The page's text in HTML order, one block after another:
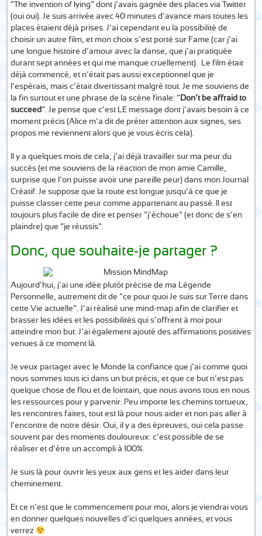
“The invention of lying” dont j’avais gagnée des places via Twitter
(oui oui). Je suis arrivée avec 40 minutes d’avance mais toutes les
places étaient déjà prises. J’ai cependant eu la possibilité de
choisir un autre film, et mon choix s’est porté sur Fame (car j’ai
une longue histoire d’amour avec la danse, que j’ai pratiquée
durant sept années et qui me manque cruellement). Le film était
déjà commencé, et n’était pas aussi exceptionnel que je
l’espèrais, mais c’était divertissant malgré tout. Je me souviens de
la fin surtout et une phrase de la scène finale: “ Don’t be affraid to
succeed“. Je pense que c’est LE message dont j’avais besoin à ce
moment précis (Alice m’a dit de prêter attention aux signes, ses
propos me reviennent alors que je vous écris cela).
Il y a quelques mois de cela, j’ai déjà travailler sur ma peur du
succès (et me souviens de la réaction de mon amie Camille,
surprise que l’on puisse avoir une pareille peur) dans mon Journal
Créatif. Je suppose que la route est longue jusqu’à ce que je
puisse classer cette peur comme appartenant au passé. Il est
toujours plus facile de dire et penser “j’échoue” (et donc de s’en
plaindre) que “je réussis”.
Donc, que souhaite-je partager ?
Aujourd’hui, j’ai une idée plutôt précise de ma Légende
Personnelle, autrement dit de “ce pour quoi Je suis sur Terre dans
cette Vie actuelle”. J’ai réalisé une mind-map afin de clarifier et
brasser les idées et les possibilités qui s’offrent à moi pour
atteindre mon but. J’ai également ajouté des affirmations positives
venues à ce moment là.
Je veux partager avec le Monde la confiance que j’ai comme quoi
nous sommes tous ici dans un but précis, et que ce but n’est pas
quelque chose de flou et de lointain, que nous avons tous en nous
les ressources pour y parvenir. Peu importe les chemins tortueux,
les rencontres faites, tout est là pour nous aider et non pas aller à
l’encontre de notre désir. Oui, il y a des épreuves, oui cela passe
souvent par des moments douloureux: c’est possible de se
réaliser et d’être un accompli à 100%.
Je suis là pour ouvrir les yeux aux gens et les aider dans leur
cheminement.
Et ce n’est que le commencement pour moi, alors je viendrai vous
en donner quelques nouvelles d’ici quelques années, et vous
verrez